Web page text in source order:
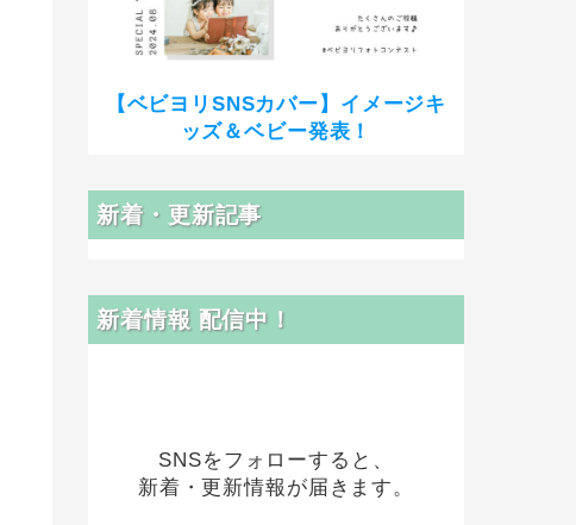
【ベビヨリSNSカバー】イメージキ
ッズ＆ベビー発表！
新着・更新記事
新着情報 配信中！
SNSをフォローすると、
新着・更新情報が届きます。